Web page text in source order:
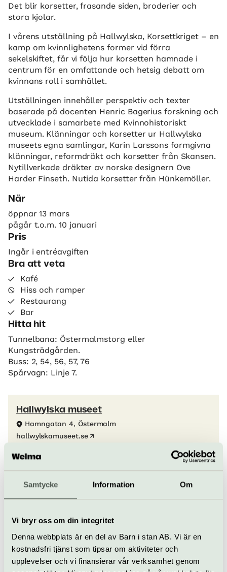
Samtycke Information Om
Vi bryr oss om din integritet
Denna webbplats är en del av Barn i stan AB. Vi är en
kostnadsfri tjänst som tipsar om aktiviteter och
upplevelser och vi finansierar vår verksamhet genom
Det blir korsetter, frasande siden, broderier och
stora kjolar.
I vårens utställning på Hallwylska, Korsettkriget – en
kamp om kvinnlighetens former vid förra
sekelskiftet, får vi följa hur korsetten hamnade i
centrum för en omfattande och hetsig debatt om
kvinnans roll i samhället.
Utställningen innehåller perspektiv och texter
baserade på docenten Henric Bagerius forskning och
utvecklade i samarbete med Kvinnohistoriskt
museum. Klänningar och korsetter ur Hallwylska
museets egna samlingar, Karin Larssons formgivna
klänningar, reformdräkt och korsetter från Skansen.
Nytillverkade dräkter av norske designern Ove
Harder Finseth. Nutida korsetter från Hünkemöller.
När
öppnar 13 mars
pågår t.o.m. 10 januari
Pris
Ingår i entréavgiften
Bra att veta
Kafé
Hiss och ramper
Restaurang
Bar
Hitta hit
Tunnelbana: Östermalmstorg eller
Kungsträdgården.
Buss: 2, 54, 56, 57, 76
Spårvagn: Linje 7.
Hallwylska museet
Hamngatan 4, Östermalm
hallwylskamuseet.se
08-402 30 99
Köp biljett
Hallwylska museet